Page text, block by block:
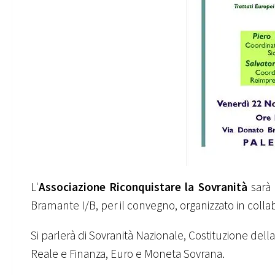
L'Associazione Riconquistare la Sovranità sarà
Bramante I/B, per il convegno, organizzato in
Si parlerà di Sovranità Nazionale, Costituzione
Reale e Finanza, Euro e Moneta Sovrana.